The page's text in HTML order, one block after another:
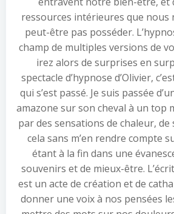
ressources intérieures que nous
peut-être pas posséder.
champ de multiples versions de
irez alors de surprises en
spectacle d’hypnose d’Olivier,
qui s’est passé. Je suis passée
amazone sur son cheval à un top
par des sensations de chaleur,
cela sans m’en rendre compte
étant à la fin dans une
souvenirs et de mieux-être.
est un acte de création et de
donner une voix à nos pensées